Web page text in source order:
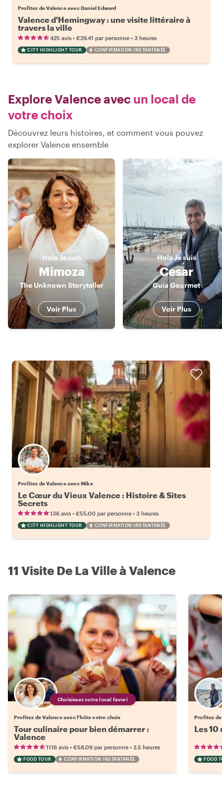
Profitez de Valence avec Daniel Edward
Valence d'Hemingway : une visite littéraire à
travers la ville
425 avis • €29.41 par personne • 3 heures
CITY HIGHLIGHT TOUR CONFIRMATION INSTANTANÉE
Explore Valence avec un local de
votre choix
Découvrez leurs histoires, et comment vous pouvez
explorer Valence ensemble
Hola Je suis
Mimoza
The Unknown Storyteller
Voir Plus
Hola Je suis
Cesar
Guía Gourmet
Voir Plus
Profitez de Valence avec Mike
Le Cœur du Vieux Valence : Histoire & Sites
Secrets
136 avis • €55.00 par personne • 3 heures
CITY HIGHLIGHT TOUR CONFIRMATION INSTANTANÉE
11 Visite De La Ville à Valence
Choisissez votre local favori
Profitez de Valence avec l'hôte votre choix
Tour culinaire pour bien démarrer :
Valence
1116 avis • €58.09 par personne • 2.5 heures
FOOD TOUR CONFIRMATION INSTANTANÉE
Profitez
Les
FOOD